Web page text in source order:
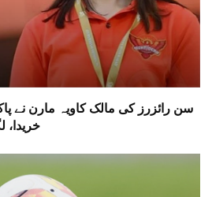
سن رائزرز کی مالک کاویہ مارن نے
خریدا، لگائی 2.34